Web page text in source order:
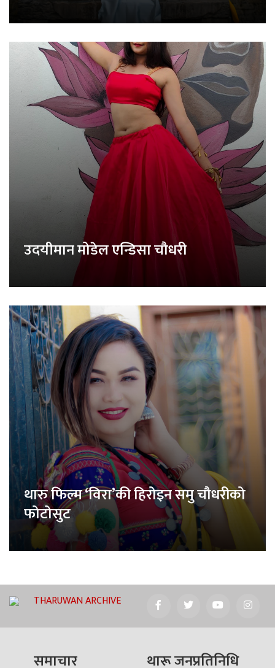
उदयीमान मोडेल एन्डिसा चौधरी
थारु फिल्म ‘विरा’की हिरोइन समु चौधरीको
फोटोसुट
THARUWAN ARCHIVE
समाचार थारू जनप्रतिनिधि